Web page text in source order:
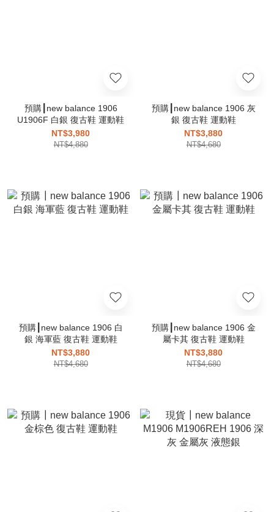
預購┃new balance 1906
U1906F 白銀 復古鞋 運動鞋
NT$3,980
NT$4,880
預購┃new balance 1906 灰
銀 復古鞋 運動鞋
NT$3,880
NT$4,680
預購┃new balance 1906 白
銀 海軍藍 復古鞋 運動鞋
NT$3,880
NT$4,680
預購┃new balance 1906 金
屬卡其 復古鞋 運動鞋
NT$3,880
NT$4,680